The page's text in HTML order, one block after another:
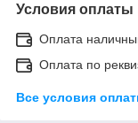
Условия оплаты
Оплата
Оплата по
Все условия